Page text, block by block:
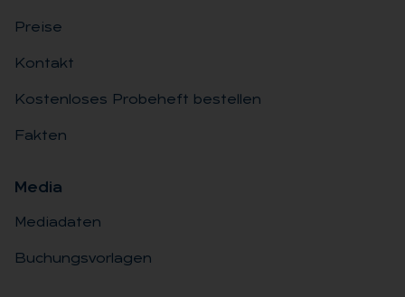
Preise
Kontakt
Kostenloses Probeheft bestellen
Fakten
Me­dia
Mediadaten
Buchungsvorlagen